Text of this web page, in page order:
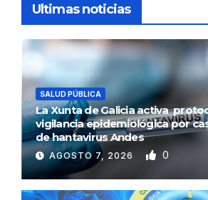
Ultimas noticias
SALUD PÚBLICA
La Xunta de Galicia activa
vigilancia epidemiológica por
de hantavirus Andes
AGOSTO 7, 2026 0